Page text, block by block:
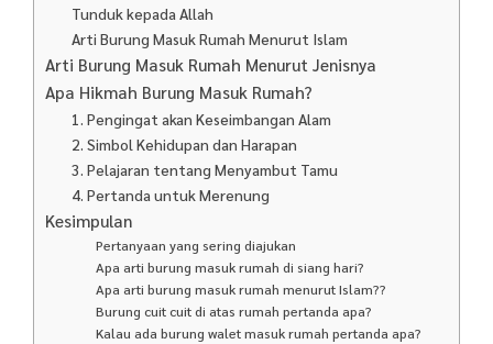
Tunduk kepada Allah
Arti Burung Masuk Rumah Menurut Islam
Arti Burung Masuk Rumah Menurut Jenisnya
Apa Hikmah Burung Masuk Rumah?
1. Pengingat akan Keseimbangan Alam
2. Simbol Kehidupan dan Harapan
3. Pelajaran tentang Menyambut Tamu
4. Pertanda untuk Merenung
Kesimpulan
Pertanyaan yang sering diajukan
Apa arti burung masuk rumah di siang hari?
Apa arti burung masuk rumah menurut Islam??
Burung cuit cuit di atas rumah pertanda apa?
Kalau ada burung walet masuk rumah pertanda apa?